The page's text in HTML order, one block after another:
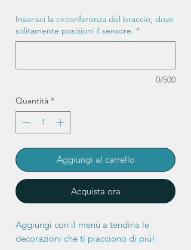
Inserisci la circonferenza del braccio, dove
solitamente posizioni il sensore. *
0/500
Quantità *
Aggiungi al carrello
Acquista ora
Aggiungi con il menù a tendina le
decorazioni che ti piacciono di più!